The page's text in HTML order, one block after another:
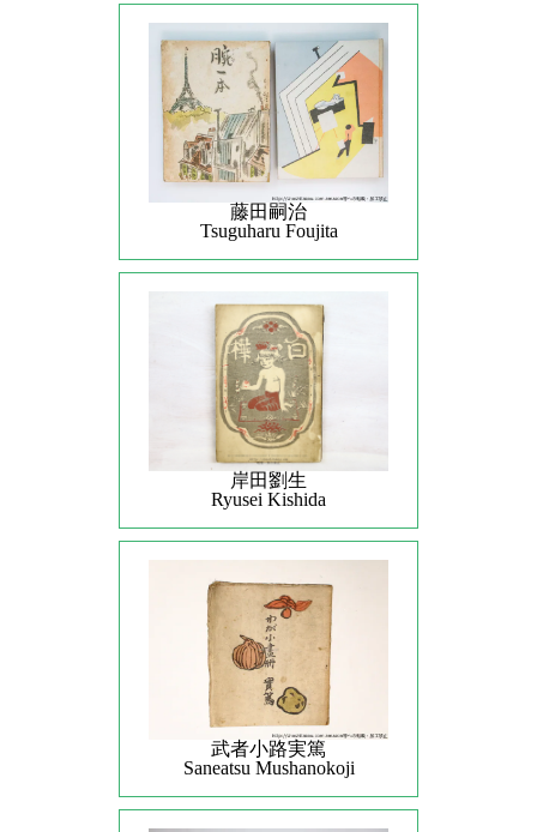
藤田嗣治
Tsuguharu Foujita
岸田劉生
Ryusei Kishida
武者小路実篤
Saneatsu Mushanokoji